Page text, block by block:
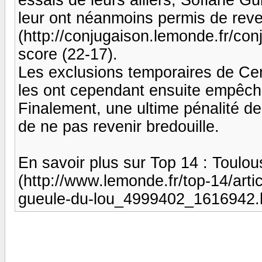
leur ont néanmoins permis de
(http://conjugaison.lemonde.fr/
score (22-17).
Les exclusions temporaires de
les ont cependant ensuite
Finalement, une ultime pénalité
de ne pas revenir bredouille.
En savoir plus sur Top 14 :
(http://www.lemonde.fr/top-14/
gueule-du-